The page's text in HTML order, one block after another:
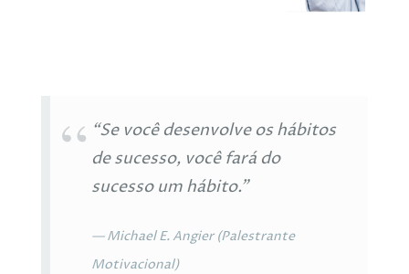
“Se você desenvolve os hábitos
de sucesso, você fará do
sucesso um hábito.”
Michael E. Angier (Palestrante
Motivacional)